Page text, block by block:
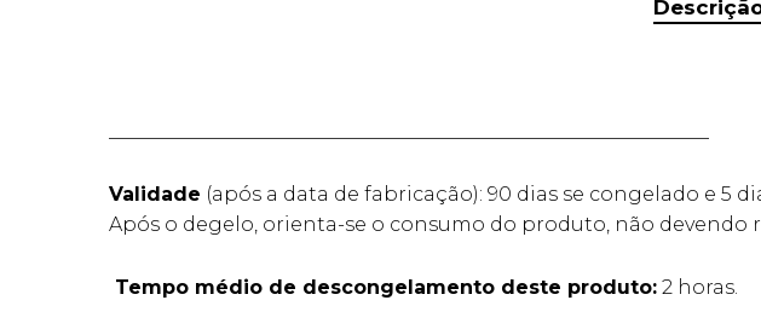
Validade (após a data de fabricação): 90 dias se congelado e 5
Após o degelo, orienta-se o consumo do produto, não devendo
Tempo médio de descongelamento deste produto: 2 horas.